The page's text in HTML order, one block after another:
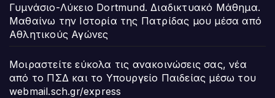
Γυμνάσιο-Λύκειο Dortmund. Διαδικτυακό Μάθημα.
Μαθαίνω την Ιστορία της Πατρίδας μου μέσα από
Αθλητικούς Αγώνες
Μοιραστείτε εύκολα τις ανακοινώσεις σας, νέα
από το ΠΣΔ και το Υπουργείο Παιδείας μέσω του
webmail.sch.gr/express